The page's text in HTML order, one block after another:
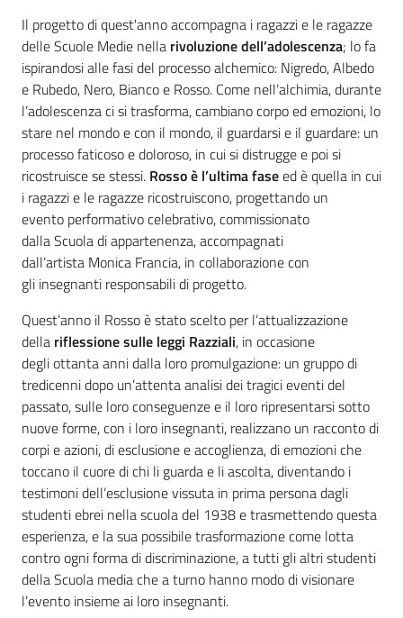
Assemblea
legislativa
Assemblea
Attività
Argomenti
Per i media
Per i cittadini
Il progetto di quest'anno accompagna i ragazzi e le ragazze
delle Scuole Medie nella rivoluzione dell’adolescenza; lo fa
ispirandosi alle fasi del processo alchemico: Nigredo, Albedo
e Rubedo, Nero, Bianco e Rosso. Come nell’alchimia, durante
l’adolescenza ci si trasforma, cambiano corpo ed emozioni, lo
stare nel mondo e con il mondo, il guardarsi e il guardare: un
processo faticoso e doloroso, in cui si distrugge e poi si
ricostruisce se stessi. Rosso è l’ultima faseed è quella in cui
i ragazzi e le ragazze ricostruiscono, progettando un
evento performativo celebrativo, commissionato
dalla Scuola di appartenenza, accompagnati
dall’artista Monica Francia, in collaborazione con
gli insegnanti responsabili di progetto.
Quest’anno il Rosso è stato scelto per l’attualizzazione
della riflessione sulle leggi Razziali, in occasione
degli ottanta anni dalla loro promulgazione: un gruppo di
tredicenni dopo un’attenta analisi dei tragici eventi del
passato, sulle loro conseguenze e il loro ripresentarsi sotto
nuove forme, con i loro insegnanti, realizzano un racconto di
corpi e azioni, di esclusione e accoglienza, di emozioni che
toccano il cuore di chi li guarda e li ascolta, diventando i
testimoni dell’esclusione vissuta in prima persona dagli
studenti ebrei nella scuola del 1938 e trasmettendo questa
esperienza, e la sua possibile trasformazione come lotta
contro ogni forma di discriminazione, a tutti gli altri studenti
della Scuola media che a turno hanno modo di visionare
l’evento insieme ai loro insegnanti.